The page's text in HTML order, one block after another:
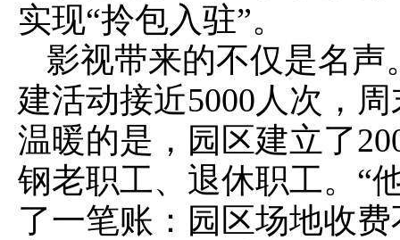
实现“拎包入驻”。
影视带来的不仅是名
建活动接近5000人次，
温暖的是，园区建立了
钢老职工、退休职工。“
了一笔账：园区场地收